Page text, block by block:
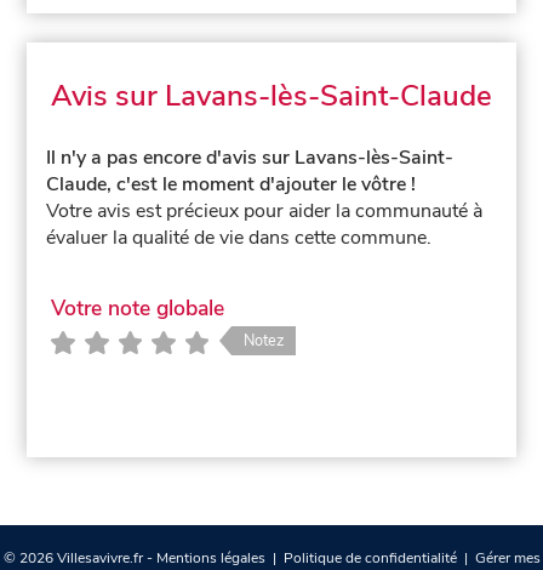
Avis sur Lavans-lès-Saint-Claude
Il n'y a pas encore d'avis sur Lavans-lès-Saint-
Claude, c'est le moment d'ajouter le vôtre !
Votre avis est précieux pour aider la communauté à
évaluer la qualité de vie dans cette commune.
Votre note globale
Notez
© 2026 Villesavivre.fr - Mentions légales| Politique de confidentialité| Gérer mes